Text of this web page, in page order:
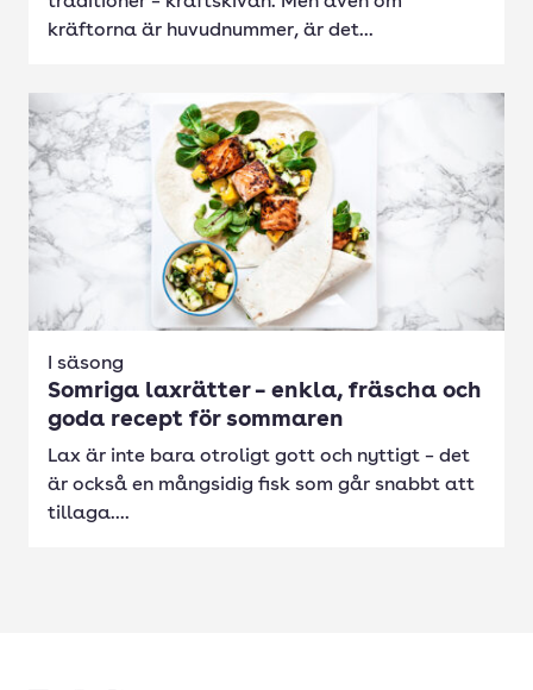
kräftorna är huvudnummer, är det...
I säsong
Somriga laxrätter – enkla, fräscha och
goda recept för sommaren
Lax är inte bara otroligt gott och nyttigt – det
är också en mångsidig fisk som går snabbt att
tillaga....